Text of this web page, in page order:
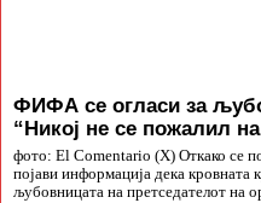
ФИФА се огласи за
“Никој не се пожалил
фото: El Comentario (X) Откако се
појави информација дека кровната
љубовницата на претседателот на